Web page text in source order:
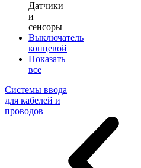
Датчики
и
сенсоры
Выключатель
концевой
Показать
все
Системы ввода
для кабелей и
проводов